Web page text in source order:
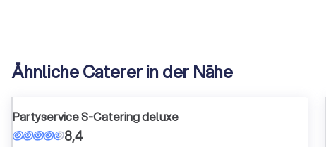
Ähnliche Caterer in der Nähe
Partyservice S-Catering deluxe
8,4